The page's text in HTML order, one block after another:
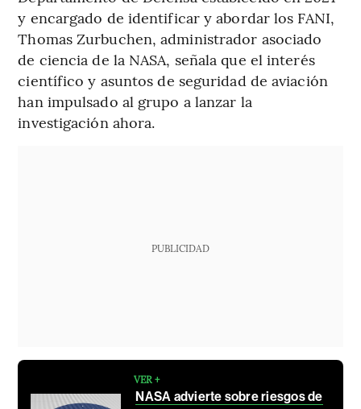
y encargado de identificar y abordar los FANI,
Thomas Zurbuchen, administrador asociado
de ciencia de la NASA, señala que el interés
científico y asuntos de seguridad de aviación
han impulsado al grupo a lanzar la
investigación ahora.
PUBLICIDAD
VER +
NASA advierte sobre riesgos de